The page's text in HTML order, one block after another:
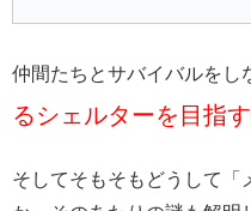
仲間たちとサバイバルをし
るシェルターを目指
そしてそもそもどうして「